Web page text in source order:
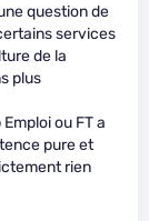
question de
services
de la
plus
ou FT a
pure et
rien